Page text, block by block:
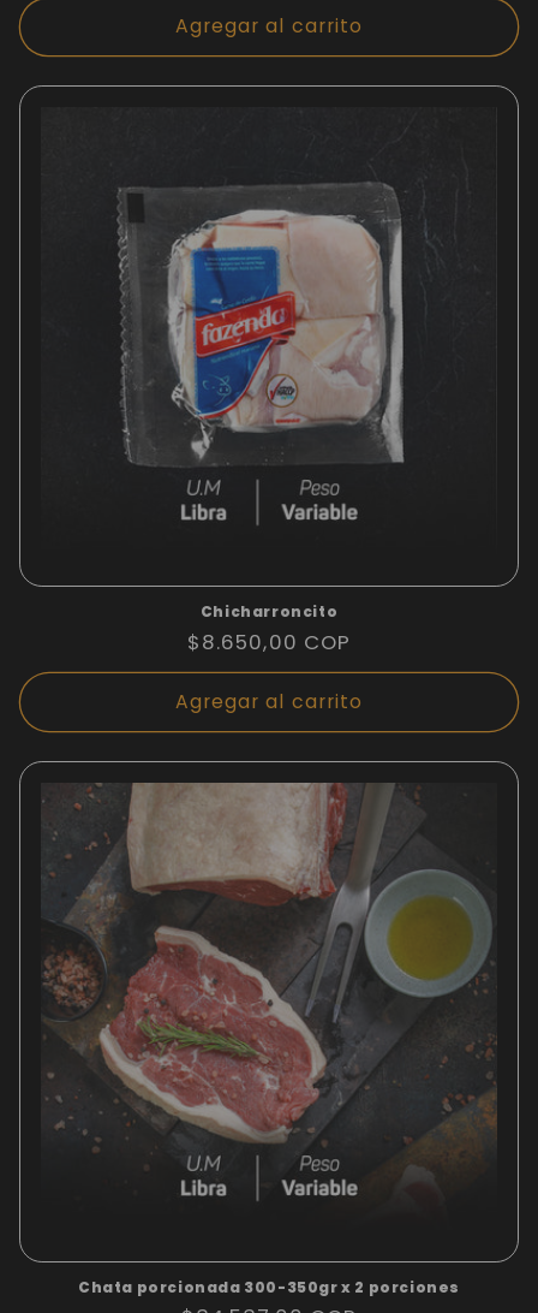
Agregar al carrito
Chicharroncito
Precio
habitual
$8.650,00 COP
Agregar al carrito
Chata porcionada 300-350gr x 2 porciones